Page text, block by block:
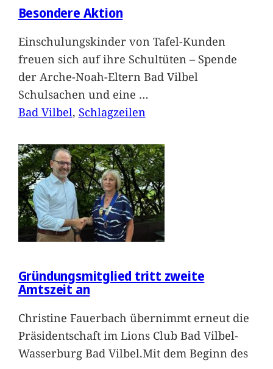
Besondere Aktion
Einschulungskinder von Tafel-Kunden
freuen sich auf ihre Schultüten – Spende
der Arche-Noah-Eltern Bad Vilbel
Schulsachen und eine …
Bad Vilbel, Schlagzeilen
Gründungsmitglied tritt zweite
Amtszeit an
Christine Fauerbach übernimmt erneut die
Präsidentschaft im Lions Club Bad Vilbel-
Wasserburg Bad Vilbel.Mit dem Beginn des